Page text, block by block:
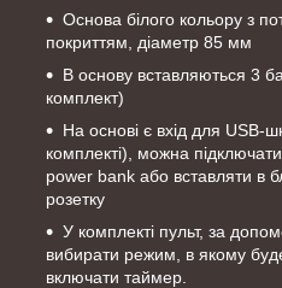
Основа білого кольору з
покриттям, діаметр 85 мм
В основу вставляються 3
комплект)
На основі є вхід для
комплекті), можна
power bank або вставляти в
розетку
У комплекті пульт, за
вибирати режим, в якому
включати таймер.